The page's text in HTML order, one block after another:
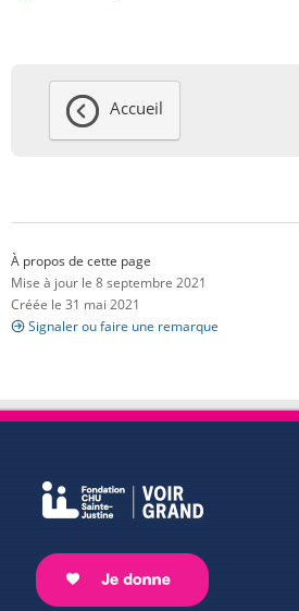
Accueil
À propos de cette page
Mise à jour le 8 septembre 2021
Créée le 31 mai 2021
Signaler ou faire une remarque